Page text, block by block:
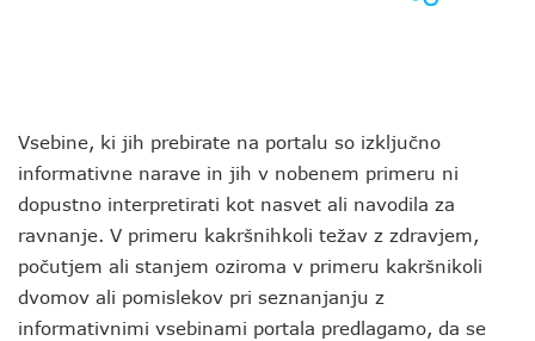
Vsebine, ki jih prebirate na portalu so izključno
informativne narave in jih v nobenem primeru ni
dopustno interpretirati kot nasvet ali navodila za
ravnanje. V primeru kakršnihkoli težav z zdravjem,
počutjem ali stanjem oziroma v primeru kakršnikoli
dvomov ali pomislekov pri seznanjanju z
informativnimi vsebinami portala predlagamo, da se